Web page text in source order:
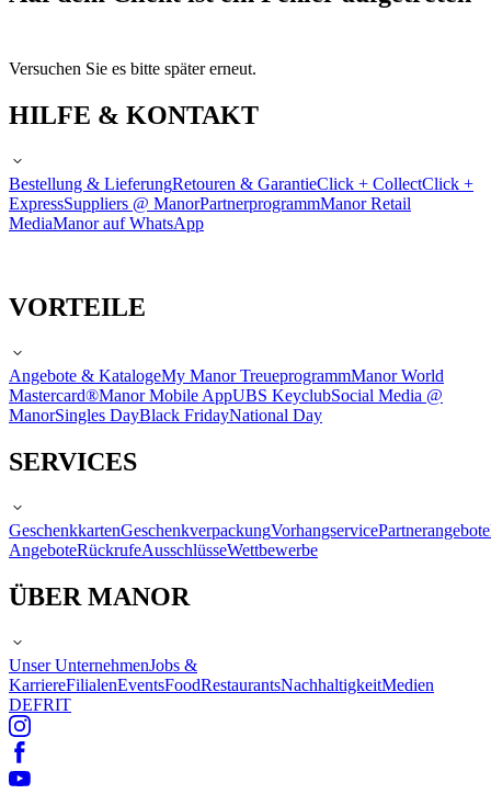
Versuchen Sie es bitte später erneut.
HILFE & KONTAKT
Bestellung & LieferungRetouren & GarantieClick + CollectClick +
ExpressSuppliers @ ManorPartnerprogrammManor Retail
MediaManor auf WhatsApp
VORTEILE
Angebote & KatalogeMy Manor TreueprogrammManor World
Mastercard®Manor Mobile AppUBS KeyclubSocial Media @
ManorSingles DayBlack FridayNational Day
SERVICES
GeschenkkartenGeschenkverpackungVorhangservicePartnerangebote
AngeboteRückrufeAusschlüsseWettbewerbe
ÜBER MANOR
Unser UnternehmenJobs &
KarriereFilialenEventsFoodRestaurantsNachhaltigkeitMedien
DEFRIT